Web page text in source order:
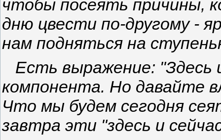
чтобы посеять причины,
дню цвести по-другому -
нам подняться на
Есть выражение: "Здесь
компонента. Но давайте
Что мы будем сегодня
завтра эти "здесь и